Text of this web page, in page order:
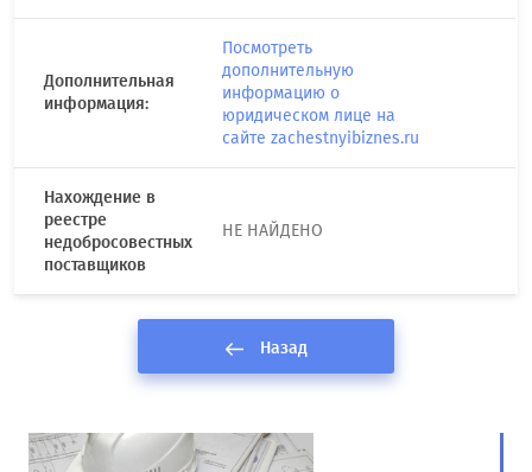
Дополнительная
информация:
Посмотреть
дополнительную
информацию о
юридическом лице на
сайте zachestnyibiznes.ru
Нахождение в
реестре
недобросовестных
поставщиков
НЕ НАЙДЕНО
Назад